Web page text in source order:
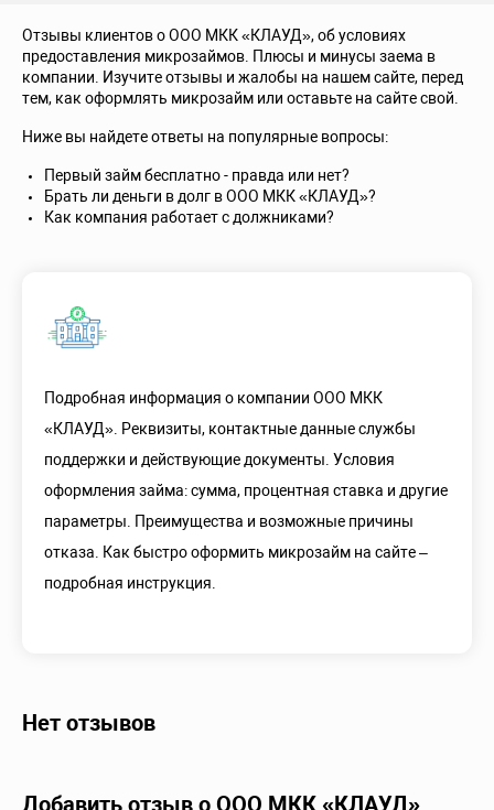
Отзывы клиентов о ООО МКК «КЛАУД», об условиях
предоставления микрозаймов. Плюсы и минусы заема в
компании. Изучите отзывы и жалобы на нашем сайте, перед
тем, как оформлять микрозайм или оставьте на сайте свой.
Ниже вы найдете ответы на популярные вопросы:
Первый займ бесплатно - правда или нет?
Брать ли деньги в долг в ООО МКК «КЛАУД»?
Как компания работает с должниками?
Подробная информация о компании ООО МКК
«КЛАУД». Реквизиты, контактные данные службы
поддержки и действующие документы. Условия
оформления займа: сумма, процентная ставка и другие
параметры. Преимущества и возможные причины
отказа. Как быстро оформить микрозайм на сайте –
подробная инструкция.
Нет отзывов
Добавить отзыв о ООО МКК «КЛАУД»